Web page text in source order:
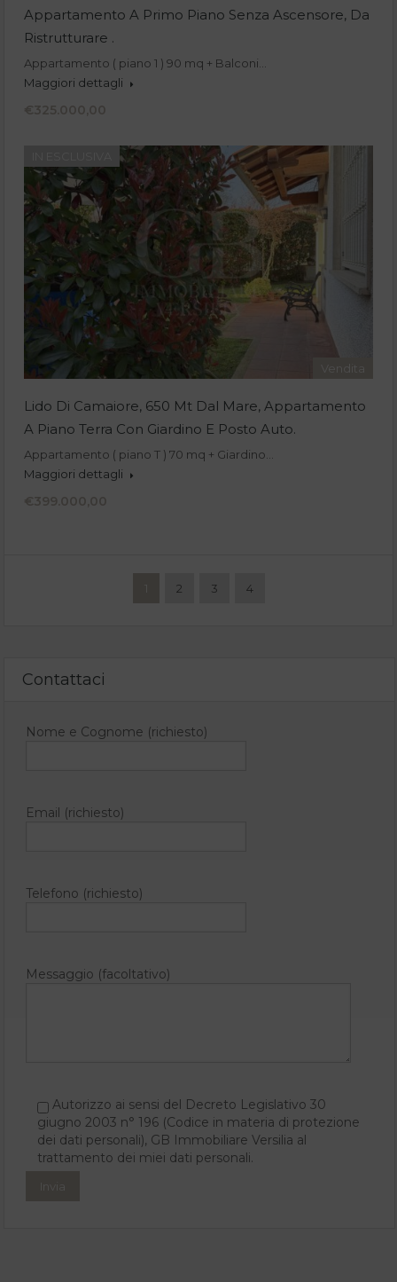
Appartamento A Primo Piano Senza Ascensore, Da
Ristrutturare .
Appartamento ( piano 1 ) 90 mq + Balconi…
Maggiori dettagli
€325.000,00
Vendita
Lido Di Camaiore, 650 Mt Dal Mare, Appartamento
A Piano Terra Con Giardino E Posto Auto.
Appartamento ( piano T ) 70 mq + Giardino…
Maggiori dettagli
€399.000,00
1 2 3 4
Contattaci
Nome e Cognome (richiesto)
Email (richiesto)
Telefono (richiesto)
Messaggio (facoltativo)
Autorizzo ai sensi del Decreto Legislativo 30
giugno 2003 n° 196 (Codice in materia di protezione
dei dati personali), GB Immobiliare Versilia al
trattamento dei miei dati personali.